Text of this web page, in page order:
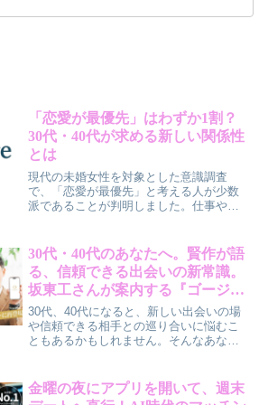
「恋愛が最優先」はわずか1割？
30代・40代が求める新しい関係性
とは
現代の未婚女性を対象とした意識調査
で、「恋愛が最優先」と考える人が少数
派であることが判明しました。仕事や趣
す。この記事では、新しいマッチングア
プリ「ベネフレ」の登場背景と、現代の
恋愛観の変化について解説します。
30代・40代のあなたへ。賢作が語
る、信頼できる出会いの新常識。
坂東工さんが案内する『ゴージャ
ス』のタクシー広告が再び登場！
30代、40代になると、新しい出会いの場
や信頼できる相手との巡り合いに悩むこ
ともあるかもしれません。そんなあなた
ダー坂東工さんと共に届ける第2弾タクシ
ー広告について、賢作が男性目線で解説
金曜の夜にアプリを開いて、週末